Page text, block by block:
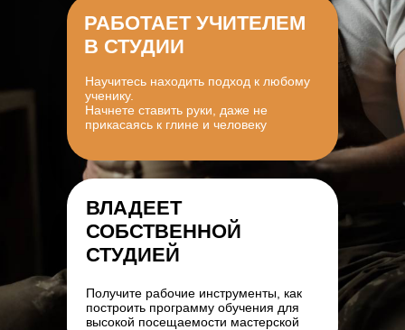
РАБОТАЕТ УЧИТЕЛЕМ
В СТУДИИ
Научитесь находить подход к любому
ученику.
Начнете ставить руки, даже не
прикасаясь к глине и человеку
ВЛАДЕЕТ
СОБСТВЕННОЙ
СТУДИЕЙ
Получите рабочие инструменты, как
построить программу обучения для
высокой посещаемости мастерской